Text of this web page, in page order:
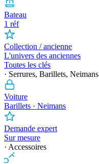
Bateau
1 réf
Collection / ancienne
L'univers des anciennes
Toutes les clés
· Serrures, Barillets, Neimans
Voiture
Barillets · Neimans
Demande expert
Sur mesure
· Accessoires